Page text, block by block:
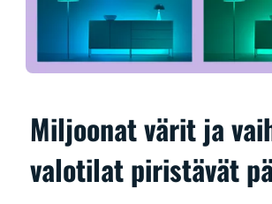
Miljoonat värit ja
valotilat piristävät